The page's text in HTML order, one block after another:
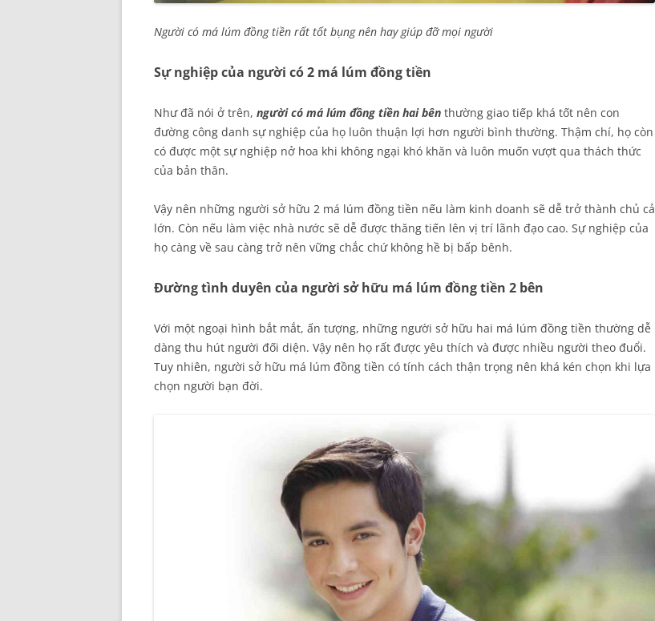
Người có má lúm đồng tiền rất tốt bụng nên hay giúp đỡ mọi người
Sự nghiệp của người có 2 má lúm đồng tiền
Như đã nói ở trên, người có má lúm đồng tiền hai bên thường giao tiếp khá tốt nên con
đường công danh sự nghiệp của họ luôn thuận lợi hơn người bình thường. Thậm chí, họ còn
có được một sự nghiệp nở hoa khi không ngại khó khăn và luôn muốn vượt qua thách thức
của bản thân.
Vậy nên những người sở hữu 2 má lúm đồng tiền nếu làm kinh doanh sẽ dễ trở thành chủ cả
lớn. Còn nếu làm việc nhà nước sẽ dễ được thăng tiến lên vị trí lãnh đạo cao. Sự nghiệp của
họ càng về sau càng trở nên vững chắc chứ không hề bị bấp bênh.
Đường tình duyên của người sở hữu má lúm đồng tiền 2 bên
Với một ngoại hình bắt mắt, ấn tượng, những người sở hữu hai má lúm đồng tiền thường dễ
dàng thu hút người đối diện. Vậy nên họ rất được yêu thích và được nhiều người theo đuổi.
Tuy nhiên, người sở hữu má lúm đồng tiền có tính cách thận trọng nên khá kén chọn khi lựa
chọn người bạn đời.